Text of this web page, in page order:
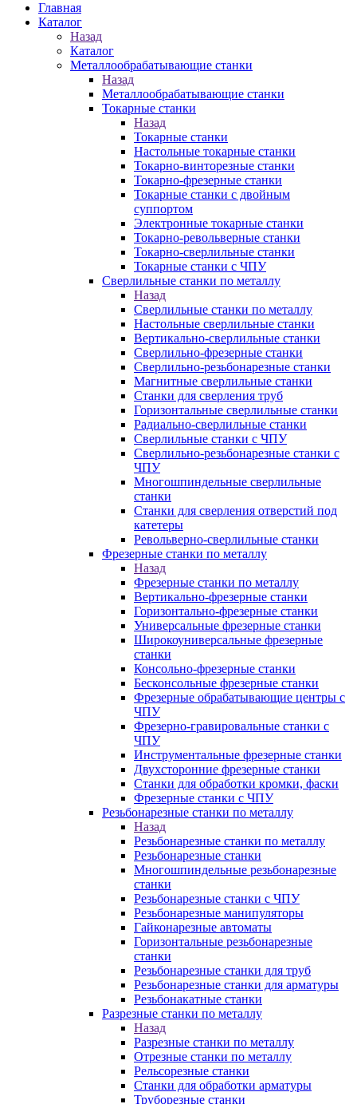
Главная
Каталог
Назад
Каталог
Металлообрабатывающие станки
Назад
Металлообрабатывающие станки
Токарные станки
Назад
Токарные станки
Настольные токарные станки
Токарно-винторезные станки
Токарно-фрезерные станки
Токарные станки с двойным
суппортом
Электронные токарные станки
Токарно-револьверные станки
Токарно-сверлильные станки
Токарные станки с ЧПУ
Сверлильные станки по металлу
Назад
Сверлильные станки по металлу
Настольные сверлильные станки
Вертикально-сверлильные станки
Сверлильно-фрезерные станки
Сверлильно-резьбонарезные станки
Магнитные сверлильные станки
Станки для сверления труб
Горизонтальные сверлильные станки
Радиально-сверлильные станки
Сверлильные станки с ЧПУ
Сверлильно-резьбонарезные станки с
ЧПУ
Многошпиндельные сверлильные
станки
Станки для сверления отверстий под
катетеры
Револьверно-сверлильные станки
Фрезерные станки по металлу
Назад
Фрезерные станки по металлу
Вертикально-фрезерные станки
Горизонтально-фрезерные станки
Универсальные фрезерные станки
Широкоуниверсальные фрезерные
станки
Консольно-фрезерные станки
Бесконсольные фрезерные станки
Фрезерные обрабатывающие центры с
ЧПУ
Фрезерно-гравировальные станки с
ЧПУ
Инструментальные фрезерные станки
Двухсторонние фрезерные станки
Станки для обработки кромки, фаски
Фрезерные станки с ЧПУ
Резьбонарезные станки по металлу
Назад
Резьбонарезные станки по металлу
Резьбонарезные станки
Многошпиндельные резьбонарезные
станки
Резьбонарезные станки с ЧПУ
Резьбонарезные манипуляторы
Гайконарезные автоматы
Горизонтальные резьбонарезные
станки
Резьбонарезные станки для труб
Резьбонарезные станки для арматуры
Резьбонакатные станки
Разрезные станки по металлу
Назад
Разрезные станки по металлу
Отрезные станки по металлу
Рельсорезные станки
Станки для обработки арматуры
Труборезные станки